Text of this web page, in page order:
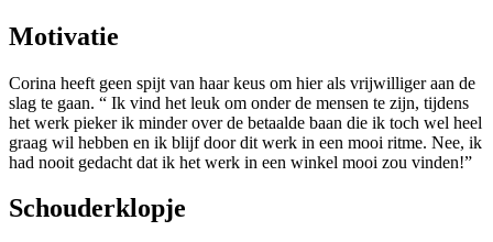
Motivatie
Corina heeft geen spijt van haar keus om hier als vrijwilliger aan de
slag te gaan. “ Ik vind het leuk om onder de mensen te zijn, tijdens
het werk pieker ik minder over de betaalde baan die ik toch wel heel
graag wil hebben en ik blijf door dit werk in een mooi ritme. Nee, ik
had nooit gedacht dat ik het werk in een winkel mooi zou vinden!”
Schouderklopje